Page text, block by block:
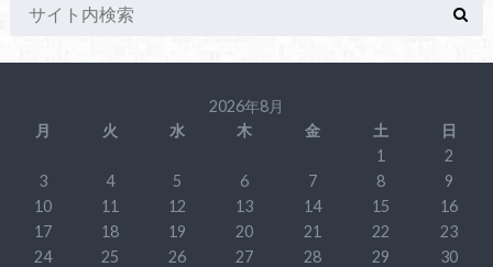
2026年8月
月
火 水 木 金 土
日
1
2
3
4 5 6 7 8
9
10
11 12 13 14 15
16
17
18 19 20 21 22
23
24
25 26 27 28 29
30